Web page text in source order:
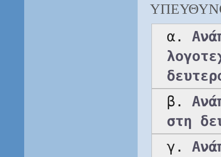
α.
β.
στη
γ.